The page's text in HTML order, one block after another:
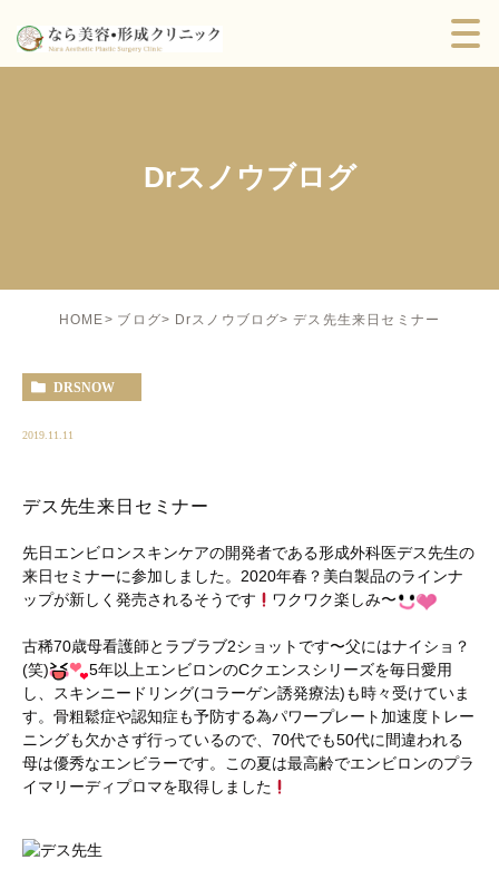
Drスノウブログ
HOME ブログ Drスノウブログ デス先生来日セミナー
DRSNOW
2019.11.11
デス先生来日セミナー
先日エンビロンスキンケアの開発者である形成外科医デス先生の
来日セミナーに参加しました。2020年春？美白製品のラインナ
ップが新しく発売されるそうです
ワクワク楽しみ〜
古稀70歳母看護師とラブラブ2ショットです〜父にはナイショ？
(笑)
5年以上エンビロンのCクエンスシリーズを毎日愛用
し、スキンニードリング(コラーゲン誘発療法)も時々受けていま
す。骨粗鬆症や認知症も予防する為パワープレート加速度トレー
ニングも欠かさず行っているので、70代でも50代に間違われる
母は優秀なエンビラーです。この夏は最高齢でエンビロンのプラ
イマリーディプロマを取得しました